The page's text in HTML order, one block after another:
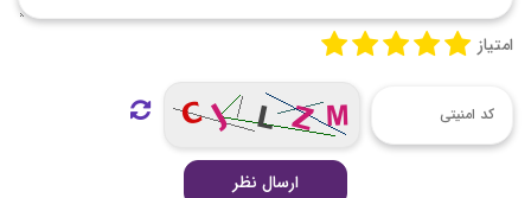
امتیاز
ارسال نظر